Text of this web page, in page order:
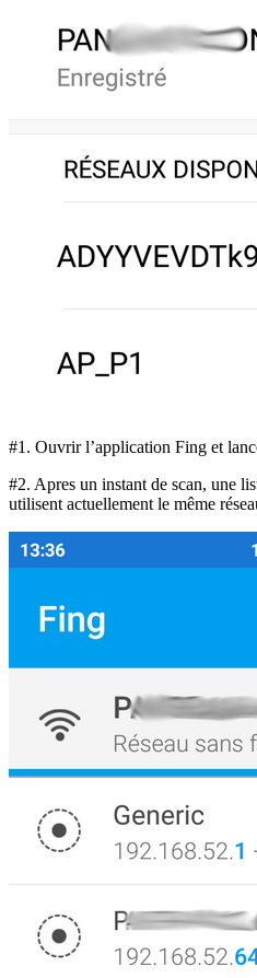
#1. Ouvrir l’application Fing et
#2. Apres un instant de scan, une
utilisent actuellement le même